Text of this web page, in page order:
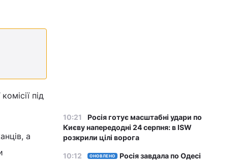
під
а
10:21
Росія готує масштабні удари по
Києву напередодні 24 серпня: в ISW
розкрили цілі ворога
10:12 ОНОВЛЕНО
Росія завдала по Одесі